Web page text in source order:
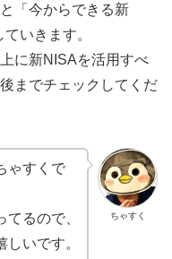
「今からできる新
いきます。
に新NISAを活用すべ
までチェックしてくだ
ちゃすく
ゃすくで
てるので、
いです。